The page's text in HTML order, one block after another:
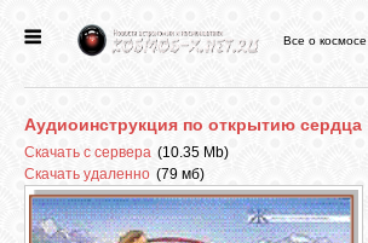
ФОРУМ
Все о космосе
Аудиоинструкция по открытию сердца
Скачать с сервера (10.35 Mb)
Скачать удаленно (79 мб)